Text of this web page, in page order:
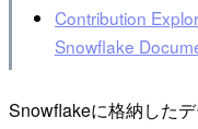
Contribution
Snowflake
Snowflakeに格納した